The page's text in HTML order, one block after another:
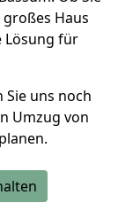
Haus
Lösung für
uns noch
Umzug von